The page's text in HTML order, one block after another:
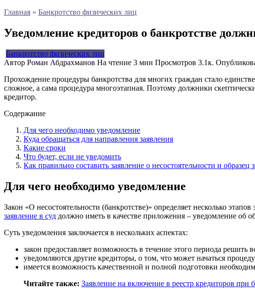
Главная » Банкротство физических лиц
Уведомление кредиторов о банкротстве
Банкротство физических лиц
Автор Роман Абдрахманов На чтение 3 мин Просмотров 3.1к.
Прохождение процедуры банкротства для многих граждан стало
сложное, а сама процедура многоэтапная. Поэтому должники
кредитор.
Содержание
Для чего необходимо уведомление
Куда обращаться для направления заявления
Какие сроки
Что будет, если не уведомить
Как правильно составить заявление о несостоятельности и образец
Для чего необходимо уведомление
Закон «О несостоятельности (банкротстве)» определяет несколько
заявление в суд должно иметь в качестве приложения – уведомление об
Суть уведомления заключается в нескольких аспектах:
закон предоставляет возможность в течение этого периода
уведомляются другие кредиторы, о том, что может начаться
имеется возможность качественной и полной подготовки
Читайте также: Заявление на включение в реестр кредиторов при